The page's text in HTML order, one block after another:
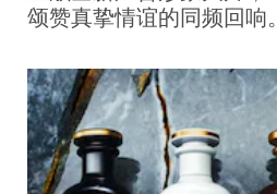
颂赞真挚情谊的同频回响。